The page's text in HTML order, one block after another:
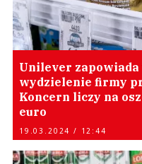
Unilever
wydzielenie firmy
Koncern liczy na
euro
19.03.2024 / 12:44